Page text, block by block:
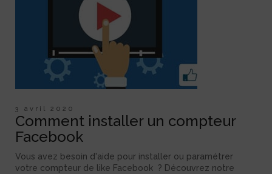
3 avril 2020
Comment installer un compteur
Facebook
Vous avez besoin d'aide pour installer ou paramétrer
votre compteur de like Facebook ? Découvrez notre